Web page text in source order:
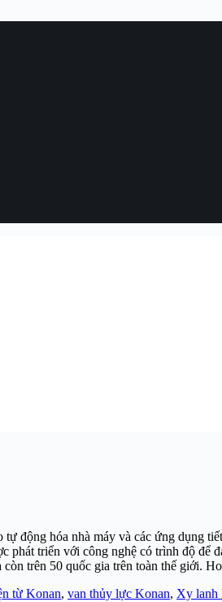
động hóa nhà máy và các ứng dụng
phát triển với công nghệ có trình độ để
trên 50 quốc gia trên toàn thế giới.
từ Konan, van thủy lực Konan, Xy lanh